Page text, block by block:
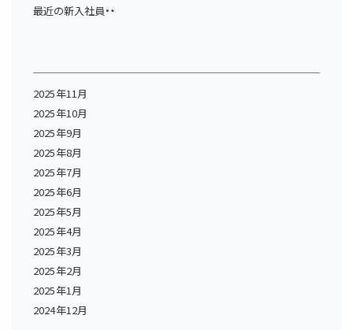
最近の新入社員
2025年11月
2025年10月
2025年9月
2025年8月
2025年7月
2025年6月
2025年5月
2025年4月
2025年3月
2025年2月
2025年1月
2024年12月